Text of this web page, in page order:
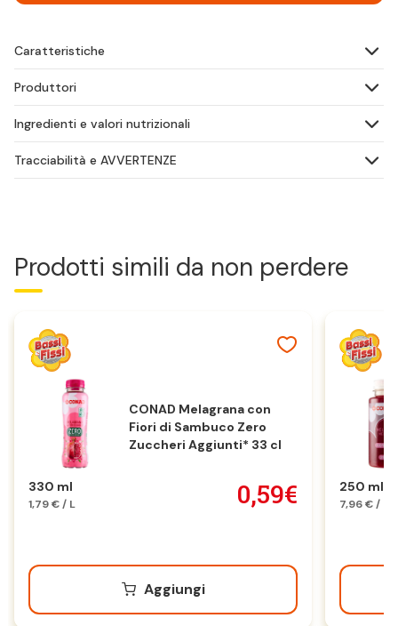
Caratteristiche
Produttori
Ingredienti e valori nutrizionali
Tracciabilità e AVVERTENZE
Prodotti simili da non perdere
CONAD Melagrana con
Fiori di Sambuco Zero
Zuccheri Aggiunti* 33 cl
330 ml
1,79 € / L 0,59€
Aggiungi
250 ml
7,96 € / L